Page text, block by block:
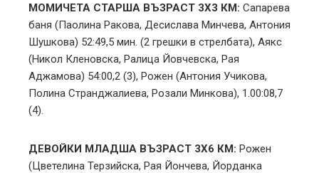
МОМИЧЕТА СТАРША ВЪЗРАСТ 3Х3 КМ: Сапарева
баня (Паолина Ракова, Десислава Минчева, Антония
Шушкова) 52:49,5 мин. (2 грешки в стрелбата), Аякс
(Никол Кленовска, Ралица Йовчевска, Рая
Аджамова) 54:00,2 (3), Рожен (Антония Учикова,
Полина Странджалиева, Розали Минкова), 1.00:08,7
(4).
ДЕВОЙКИ МЛАДША ВЪЗРАСТ 3Х6 КМ: Рожен
(Цветелина Терзийска, Рая Йончева, Йорданка